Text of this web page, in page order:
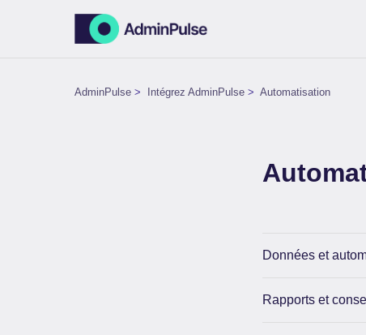
AdminPulse Intégrez AdminPulse Automatisation
Données et
Rapports et